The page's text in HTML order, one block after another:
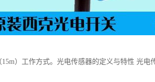
）工作方式。光电传感器的定义与特性 光